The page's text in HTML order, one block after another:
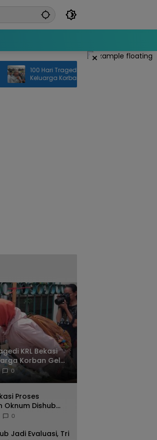
×
100 Hari Tragedi KRL Bekasi Timur,
Keluarga Korban Desak Penuntasan
Investigasi dan Keadilan
KRL Bekasi
Korban Gelar
dan Tabur
0
Proses
Oknum Dishub
Lakukan Pungli
0
Jadi Evaluasi, Tri